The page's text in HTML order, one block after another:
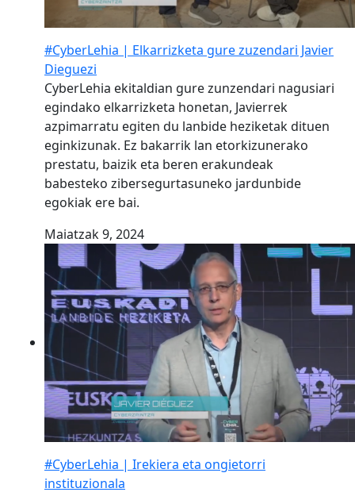
#CyberLehia | Elkarrizketa gure zuzendari Javier
Dieguezi
CyberLehia ekitaldian gure zunzendari nagusiari
egindako elkarrizketa honetan, Javierrek
azpimarratu egiten du lanbide heziketak dituen
eginkizunak. Ez bakarrik lan etorkizunerako
prestatu, baizik eta beren erakundeak
babesteko zibersegurtasuneko jardunbide
egokiak ere bai.
Maiatzak 9, 2024
#CyberLehia | Irekiera eta ongietorri
instituzionala